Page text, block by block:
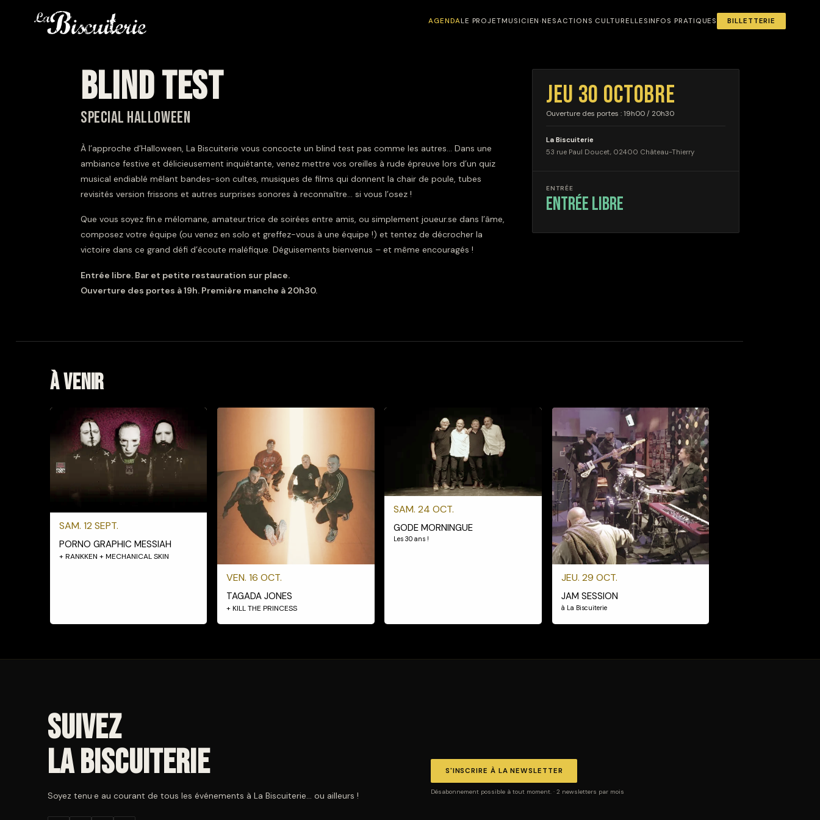
AGENDALE PROJETMUSICIEN·NESACTIONS CULTURELLESINFOS PRATIQUES BILLETTERIE
BLIND TEST
SPECIAL HALLOWEEN
À l’approche d’Halloween, La Biscuiterie vous concocte un blind test pas comme les autres… Dans une
ambiance festive et délicieusement inquiétante, venez mettre vos oreilles à rude épreuve lors d’un quiz
musical endiablé mêlant bandes-son cultes, musiques de films qui donnent la chair de poule, tubes
revisités version frissons et autres surprises sonores à reconnaître… si vous l’osez !
Que vous soyez fin.e mélomane, amateur.trice de soirées entre amis, ou simplement joueur.se dans l’âme,
composez votre équipe (ou venez en solo et greffez-vous à une équipe !) et tentez de décrocher la
victoire dans ce grand défi d’écoute maléfique. Déguisements bienvenus – et même encouragés !
Entrée libre. Bar et petite restauration sur place.
Ouverture des portes à 19h. Première manche à 20h30.
JEU 30 OCTOBRE
Ouverture des portes : 19h00 / 20h30
La Biscuiterie
53 rue Paul Doucet, 02400 Château-Thierry
ENTRÉE
entrée libre
À venir
SAM. 12 SEPT.
PORNO GRAPHIC MESSIAH
+ RANKKEN + MECHANICAL SKIN
VEN. 16 OCT.
TAGADA JONES
+ KILL THE PRINCESS
SAM. 24 OCT.
GODE MORNINGUE
Les 30 ans !
JEU. 29 OCT.
JAM SESSION
à La Biscuiterie
Suivez
La Biscuiterie
Soyez tenu·e au courant de tous les événements à La Biscuiterie… ou ailleurs !
S'INSCRIRE À LA NEWSLETTER
Désabonnement possible à tout moment. · 2 newsletters par mois